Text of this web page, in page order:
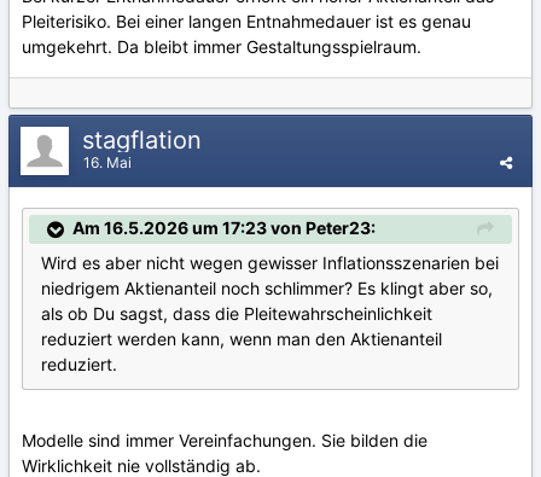
Pleiterisiko. Bei einer langen Entnahmedauer ist es genau
umgekehrt. Da bleibt immer Gestaltungsspielraum.
stagflation
16. Mai
Am 16.5.2026 um 17:23 von Peter23:
Wird es aber nicht wegen gewisser Inflationsszenarien bei
niedrigem Aktienanteil noch schlimmer? Es klingt aber so,
als ob Du sagst, dass die Pleitewahrscheinlichkeit
reduziert werden kann, wenn man den Aktienanteil
reduziert.
Modelle sind immer Vereinfachungen. Sie bilden die
Wirklichkeit nie vollständig ab.